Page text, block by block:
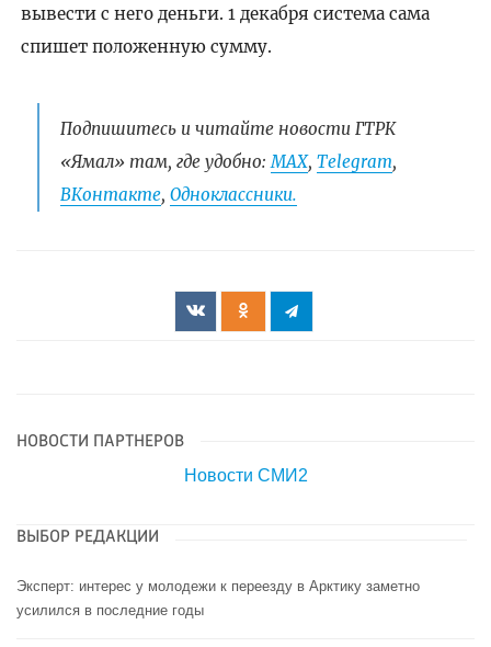
вывести с него деньги. 1 декабря система сама
спишет положенную сумму.
Подпишитесь и читайте новости ГТРК
«Ямал» там, где удобно: МАХ, Telegram,
ВКонтакте, Одноклассники.
НОВОСТИ ПАРТНЕРОВ
Новости СМИ2
ВЫБОР РЕДАКЦИИ
Эксперт: интерес у молодежи к переезду в Арктику заметно
усилился в последние годы